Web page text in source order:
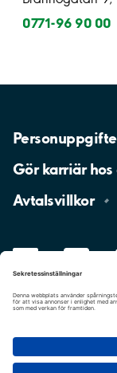
0771-96 90 00
Gör karriär hos
Avtalsvillkor